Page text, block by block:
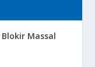
Massal